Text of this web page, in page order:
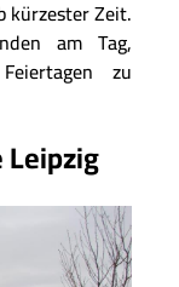
kürzester Zeit.
am Tag,
zu